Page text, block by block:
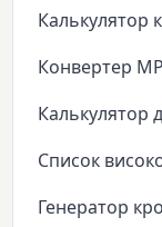
Калькулятор
Конвертер
Калькулятор
Список
Генератор